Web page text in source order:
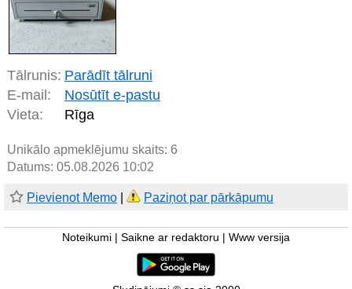
Tālrunis: Parādīt tālruni
E-mail:
Nosūtīt e-pastu
Vieta:
Rīga
Unikālo apmeklējumu skaits: 6
Datums: 05.08.2026 10:02
Pievienot Memo Paziņot par pārkāpumu
Noteikumi Saikne ar redaktoru Www versija